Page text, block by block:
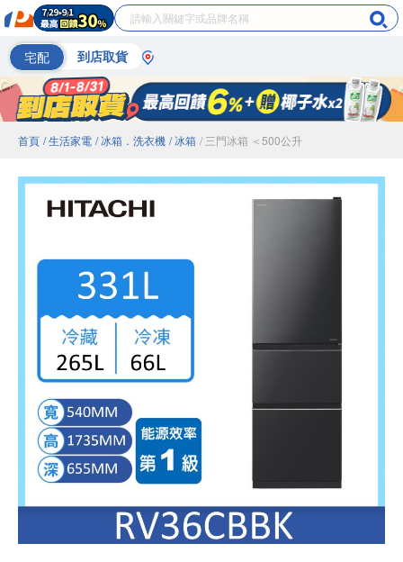
宅配 到店取貨
首頁 / 生活家電 / 冰箱．洗衣機 / 冰箱 / 三門冰箱 ＜500公升